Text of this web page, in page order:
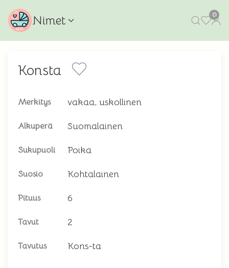
Nimet 0
Konsta
Merkitys vakaa, uskollinen
Alkuperä Suomalainen
Sukupuoli Poika
Suosio Kohtalainen
Pituus 6
Tavut 2
Tavutus Kons-ta